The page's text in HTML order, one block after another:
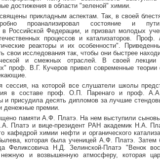
достижения в области "зеленой" химии.
прикладным аспектам. Так, в своей
проанализировал состояние и пути
Российской Федерации, и призвал молодых
процессов и катализаторов.
реакторы и их особенности".
свои исследования так, чтобы они быстрее
и смежных отраслей. В своей лекции
проф. В.Г. Кучеров привел современные теории
сессия, на которой все слушатели школы
в составе проф. О.П. Паренаго и проф.
и присудила десять дипломов за лучшие
денежные премии.
памяти А.Ф. Платэ. На нем выступили
Платэ и вице-президент РАН академик Н.А.
кафедрой химии нефти и органического
которая была ученицей А.Ф. Платэ. Затем
Феликсовича Н.Д. Зелинской-Платэ "Венок
и возвышенную атмосферу, которая